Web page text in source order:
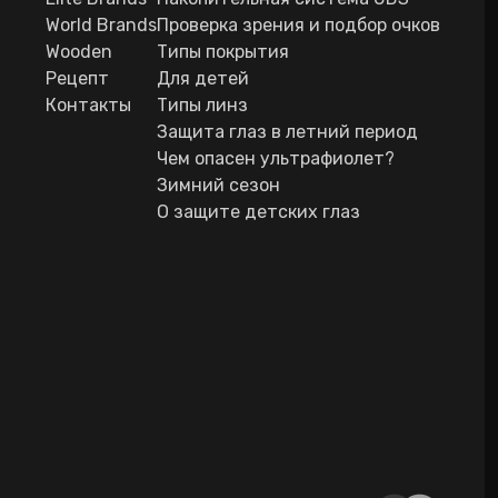
World Brands
Wooden
Рецепт
Контакты
Проверка зрения и подбор очков
Типы покрытия
Для детей
Типы линз
Защита глаз в летний период
Чем опасен ультрафиолет?
Зимний сезон
О защите детских глаз